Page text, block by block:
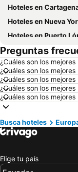
Hoteles en
Hoteles en Nueva
Hoteles en Puerto
Hoteles en Zorritos
Hoteles en Roma
Hoteles en Riobamba
Hoteles en Ambato
Hoteles en Loja
Hoteles en Ecuador
Hoteles en Panamá
Hoteles en Argentina
Preguntas
¿Cuáles son los
¿Cuáles son los
¿Cuáles son los
¿Cuáles son los
¿Cuáles son los
Busca hoteles
Elige tu país